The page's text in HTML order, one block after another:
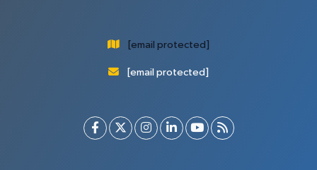
[email protected]
[email protected]